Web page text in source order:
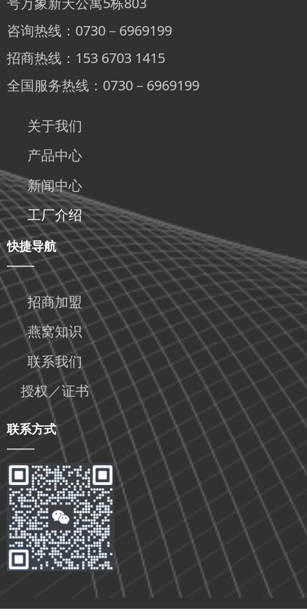
咨询热线：0730－6969199
招商热线：153 6703 1415
全国服务热线：0730－6969199
快捷导航
——
关于我们
产品中心
新闻中心
工厂介绍
招商加盟
燕窝知识
联系我们
授权／证书
联系方式
——